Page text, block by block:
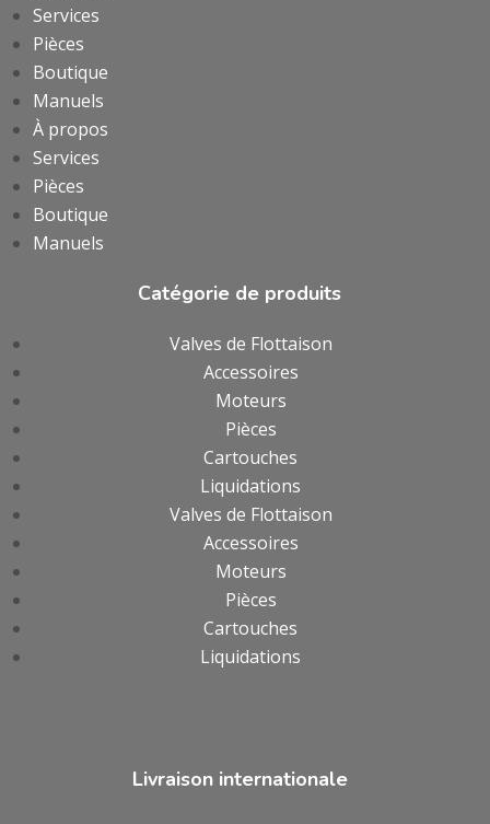
Services
Pièces
Boutique
Manuels
À propos
Services
Pièces
Boutique
Manuels
Catégorie de produits
Valves de Flottaison
Accessoires
Moteurs
Pièces
Cartouches
Liquidations
Valves de Flottaison
Accessoires
Moteurs
Pièces
Cartouches
Liquidations
Livraison internationale